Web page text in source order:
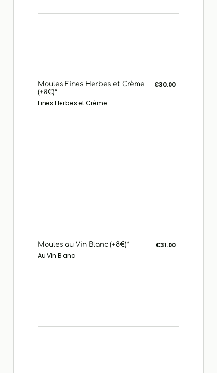
Moules Fines Herbes et Crème
(+8€)*
Fines Herbes et Crème
€30.00
Moules au Vin Blanc (+8€)*
Au Vin Blanc
€31.00